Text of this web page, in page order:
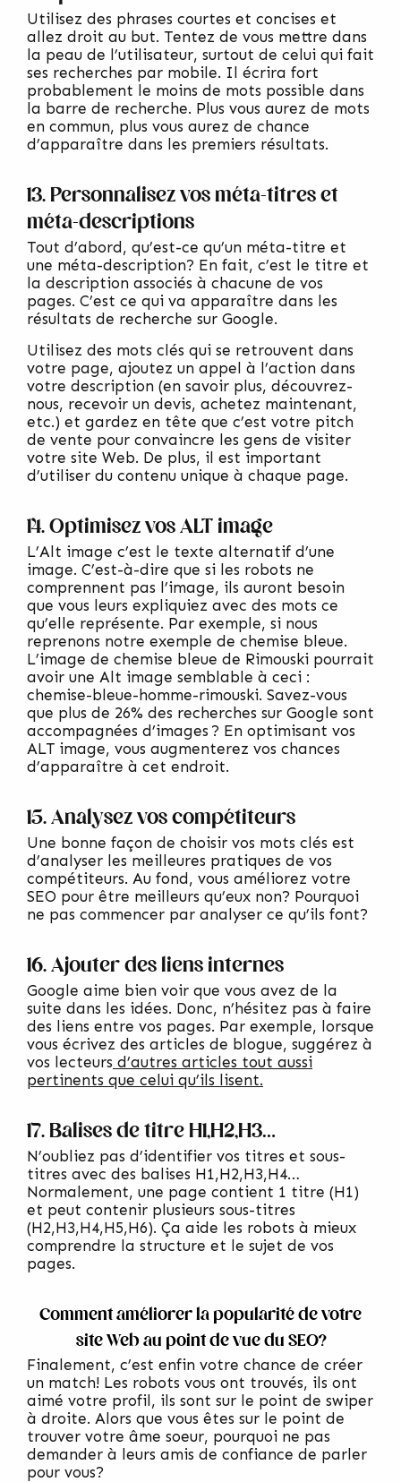
Utilisez des phrases courtes et concises et
allez droit au but. Tentez de vous mettre dans
la peau de l’utilisateur, surtout de celui qui fait
ses recherches par mobile. Il écrira fort
probablement le moins de mots possible dans
la barre de recherche. Plus vous aurez de mots
en commun, plus vous aurez de chance
d’apparaître dans les premiers résultats.
13. Personnalisez vos méta-titres et
méta-descriptions
Tout d’abord, qu’est-ce qu’un méta-titre et
une méta-description? En fait, c’est le titre et
la description associés à chacune de vos
pages. C’est ce qui va apparaître dans les
résultats de recherche sur Google.
Utilisez des mots clés qui se retrouvent dans
votre page, ajoutez un appel à l’action dans
votre description (en savoir plus, découvrez-
nous, recevoir un devis, achetez maintenant,
etc.) et gardez en tête que c’est votre pitch
de vente pour convaincre les gens de visiter
votre site Web. De plus, il est important
d’utiliser du contenu unique à chaque page.
14. Optimisez vos ALT image
L’Alt image c’est le texte alternatif d’une
image. C’est-à-dire que si les robots ne
comprennent pas l’image, ils auront besoin
que vous leurs expliquiez avec des mots ce
qu’elle représente. Par exemple, si nous
reprenons notre exemple de chemise bleue.
L’image de chemise bleue de Rimouski pourrait
avoir une Alt image semblable à ceci :
chemise-bleue-homme-rimouski. Savez-vous
que plus de 26% des recherches sur Google sont
accompagnées d’images ? En optimisant vos
ALT image, vous augmenterez vos chances
d’apparaître à cet endroit.
15. Analysez vos compétiteurs
Une bonne façon de choisir vos mots clés est
d’analyser les meilleures pratiques de vos
compétiteurs. Au fond, vous améliorez votre
SEO pour être meilleurs qu’eux non? Pourquoi
ne pas commencer par analyser ce qu’ils font?
16. Ajouter des liens internes
Google aime bien voir que vous avez de la
suite dans les idées. Donc, n’hésitez pas à faire
des liens entre vos pages. Par exemple, lorsque
vous écrivez des articles de blogue, suggérez à
vos lecteurs d’autres articles tout aussi
pertinents que celui qu’ils lisent.
17. Balises de titre H1,H2,H3…
N’oubliez pas d’identifier vos titres et sous-
titres avec des balises H1,H2,H3,H4…
Normalement, une page contient 1 titre (H1)
et peut contenir plusieurs sous-titres
(H2,H3,H4,H5,H6). Ça aide les robots à mieux
comprendre la structure et le sujet de vos
pages.
Comment améliorer la popularité de votre
site Web au point de vue du SEO?
Finalement, c’est enfin votre chance de créer
un match! Les robots vous ont trouvés, ils ont
aimé votre profil, ils sont sur le point de swiper
à droite. Alors que vous êtes sur le point de
trouver votre âme soeur, pourquoi ne pas
demander à leurs amis de confiance de parler
pour vous?